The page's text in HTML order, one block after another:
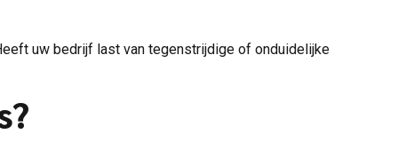
uw bedrijf last van tegenstrijdige of onduidelijke